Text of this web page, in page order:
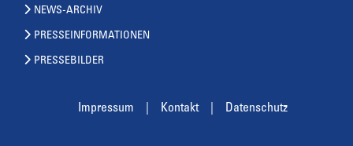
NEWS-ARCHIV
PRESSEINFORMATIONEN
PRESSEBILDER
Impressum Kontakt Datenschutz